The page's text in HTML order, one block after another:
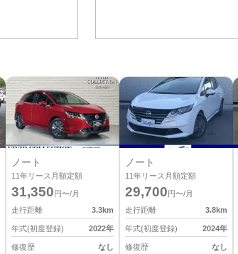
ノート
11年リース月額定額
31,350 円〜/月
走行距離
3.3km
年式(初度登録) 2022年
修復歴 なし
ノート
11年リース月額定額
29,700 円〜/月
走行距離
3.8km
年式(初度登録) 2024年
修復歴 なし